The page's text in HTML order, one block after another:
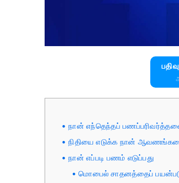
நான் எந்தெந்தப்
நிதியை எடுக்க நான்
நான் எப்படி பணம் எடுப்பது
மொபைல் சாதனத்தைப்